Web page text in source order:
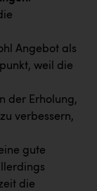
gmbh
Angebot als
weil die
der Erholung,
verbessern,
gute
die